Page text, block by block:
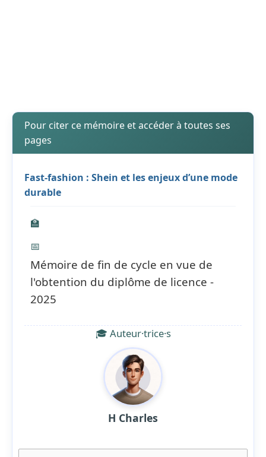
Pour citer ce mémoire et accéder à toutes ses
pages
Fast-fashion : Shein et les enjeux d’une mode
durable
🏫
📅
Mémoire de fin de cycle en vue de
l'obtention du diplôme de licence -
2025
🎓 Auteur·trice·s
H Charles